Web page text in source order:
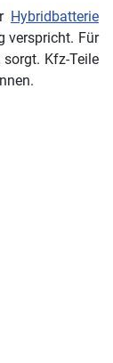
Hybridbatterie
verspricht. Für
sorgt. Kfz-Teile